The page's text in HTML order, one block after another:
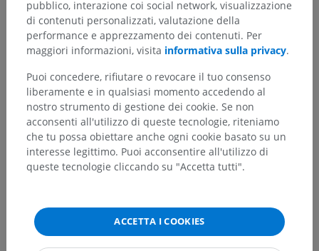
Neuroanatomia umana
Sistema nervoso centrale>
Vasi sanguigni cerebrospinali>
Vene midollari spinali> Vene perimidollari>
Vene spinali posteriori
Strutture sottostanti:
Vena centrale posteriore
Traduzioni
pubblico, interazione coi social network, visualizzazione
di contenuti personalizzati, valutazione della
performance e apprezzamento dei contenuti. Per
maggiori informazioni, visita informativa sulla privacy.
Puoi concedere, rifiutare o revocare il tuo consenso
liberamente e in qualsiasi momento accedendo al
nostro strumento di gestione dei cookie. Se non
acconsenti all'utilizzo di queste tecnologie, riteniamo
che tu possa obiettare anche ogni cookie basato su un
interesse legittimo. Puoi acconsentire all'utilizzo di
queste tecnologie cliccando su "Accetta tutti".
ACCETTA I COOKIES